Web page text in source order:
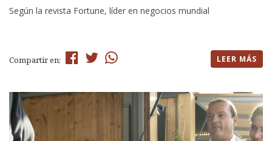
Según la revista Fortune, líder en negocios mundial
Compartir en: LEER MÁS